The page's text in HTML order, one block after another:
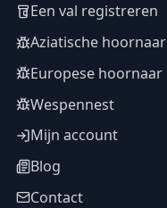
Een val registreren
Aziatische hoornaar
Europese hoornaar
Wespennest
Mijn account
Blog
Contact